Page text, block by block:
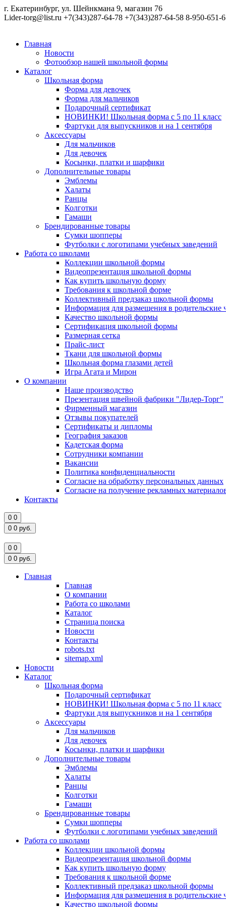
г. Екатеринбург, ул. Шейнкмана 9, магазин 76
Lider-torg@list.ru +7(343)287-64-78 +7(343)287-64-58 8-950-651-
Главная
Новости
Фотообзор нашей школьной формы
Каталог
Школьная форма
Форма для девочек
Форма для мальчиков
Подарочный сертификат
НОВИНКИ! Школьная форма с 5 по 11 класс
Фартуки для выпускников и на 1 сентября
Аксессуары
Для мальчиков
Для девочек
Косынки, платки и шарфики
Дополнительные товары
Эмблемы
Халаты
Ранцы
Колготки
Гамаши
Брендированные товары
Сумки шопперы
Футболки с логотипами учебных заведений
Работа со школами
Коллекции школьной формы
Видеопрезентация школьной формы
Как купить школьную форму
Требования к школьной форме
Коллективный предзаказ школьной формы
Информация для размещения в родительские
Качество школьной формы
Сертификация школьной формы
Размерная сетка
Прайс-лист
Ткани для школьной формы
Школьная форма глазами детей
Игра Агата и Мирон
О компании
Наше производство
Презентация швейной фабрики "Лидер-Торг"
Фирменный магазин
Отзывы покупателей
Сертификаты и дипломы
География заказов
Кадетская форма
Сотрудники компании
Вакансии
Политика конфиденциальности
Согласие на обработку персональных данных
Согласие на получение рекламных
Контакты
0 0
0 0 руб.
0 0
0 0 руб.
Главная
Главная
О компании
Работа со школами
Каталог
Страница поиска
Новости
Контакты
robots.txt
sitemap.xml
Новости
Каталог
Школьная форма
Подарочный сертификат
НОВИНКИ! Школьная форма с 5 по 11 класс
Фартуки для выпускников и на 1 сентября
Аксессуары
Для мальчиков
Для девочек
Косынки, платки и шарфики
Дополнительные товары
Эмблемы
Халаты
Ранцы
Колготки
Гамаши
Брендированные товары
Сумки шопперы
Футболки с логотипами учебных заведений
Работа со школами
Коллекции школьной формы
Видеопрезентация школьной формы
Как купить школьную форму
Требования к школьной форме
Коллективный предзаказ школьной формы
Информация для размещения в родительские
Качество школьной формы